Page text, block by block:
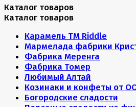
Каталог товаров
Каталог товаров
Карамель ТМ Riddle
Мармелада фабрики
Фабрика Меренга
Фабрика Томер
Любимый Алтай
Козинаки и конфеты от
Богородские сладости